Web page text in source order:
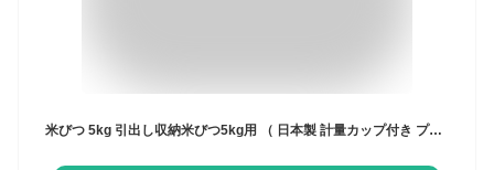
米びつ 5kg 引出し収納米びつ5kg用 （ 日本製 計量カップ付き プラスチック 冷蔵庫 引き出し 引出し 米櫃 こめびつ ライスボックス お米